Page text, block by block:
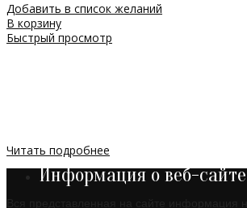
Добавить в список желаний
В корзину
Быстрый просмотр
Читать подробнее
Информация о веб-сайте